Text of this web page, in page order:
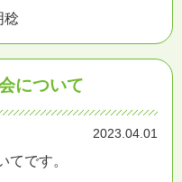
について
2023.04.01
てです。